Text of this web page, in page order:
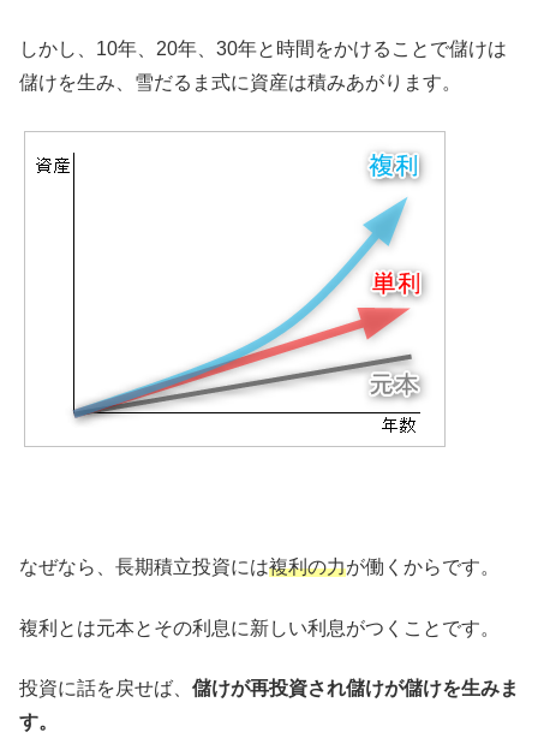
しかし、10年、20年、30年と時間をかけることで儲けは
儲けを生み、雪だるま式に資産は積みあがります。
なぜなら、長期積立投資には複利の力が働くからです。
複利とは元本とその利息に新しい利息がつくことです。
投資に話を戻せば、 儲けが再投資され儲けが儲けを生みま
す。